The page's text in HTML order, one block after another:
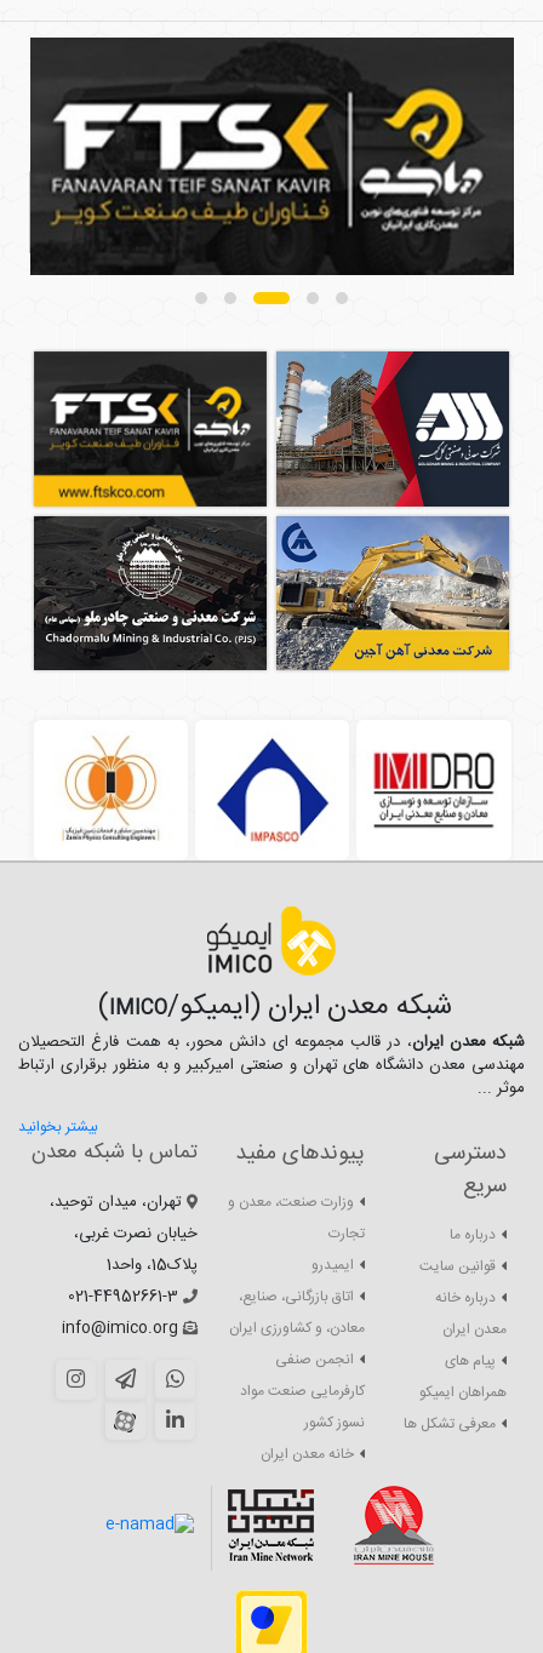
شبکه معدن ایران (ایمیکو/IMICO
)
شبکه معدن ایران، در قالب مجموعه ای دانش محور، به همت فارغ­ التحصیلان
مهندسی معدن دانشگاه ­های تهران و صنعتی امیرکبیر و به منظور برقراری ارتباط
موثر ...
بیشتر بخوانید
دسترسی
سریع
درباره ما
قوانین سایت
درباره خانه
معدن ایران
پیام های
همراهان ایمیکو
معرفی تشکل ها
پیوندهای مفید
وزارت صنعت، معدن و
تجارت
ایمیدرو
اتاق بازرگانی، صنایع،
معادن، و کشاورزی ایران
انجمن صنفی
کارفرمایی صنعت مواد
نسوز کشور
خانه معدن ایران
تماس با شبکه معدن
تهران، میدان توحید،
خیابان نصرت غربی،
پلاک15، واحد1
021-44952661-3
info@imico.org